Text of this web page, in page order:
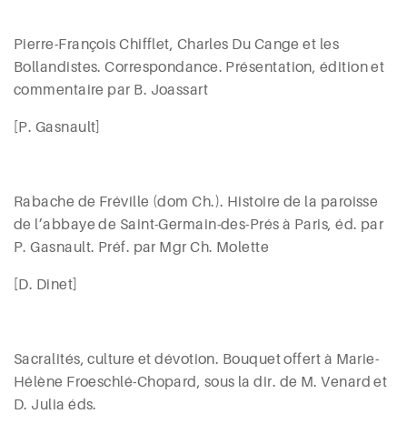
Pierre-François Chifflet, Charles Du Cange et les
Bollandistes. Correspondance. Présentation, édition et
commentaire par B. Joassart
[P. Gasnault]
Rabache de Fréville (dom Ch.). Histoire de la paroisse
de l’abbaye de Saint-Germain-des-Prés à Paris, éd. par
P.Gasnault. Préf. par Mgr Ch. Molette
[D. Dinet]
Sacralités, culture et dévotion. Bouquet offert à Marie-
Hélène Froeschlé-Chopard, sous la dir. de M.Venard et
D. Julia éds.